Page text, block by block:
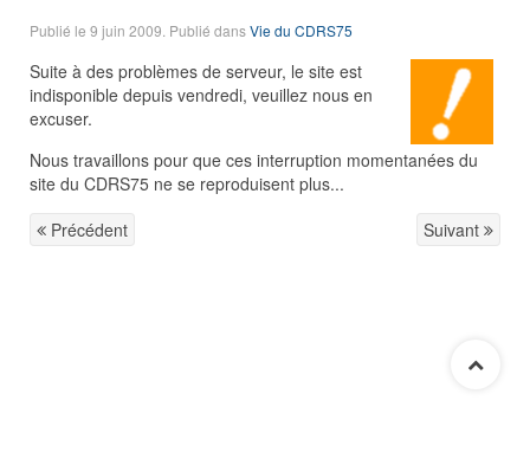
Publié le 9 juin 2009 . Publié dansVie du CDRS75
Suite à des problèmes de serveur, le site est
indisponible depuis vendredi, veuillez nous en
excuser.
Nous travaillons pour que ces interruption momentanées du
site du CDRS75 ne se reproduisent plus...
Précédent
Suivant